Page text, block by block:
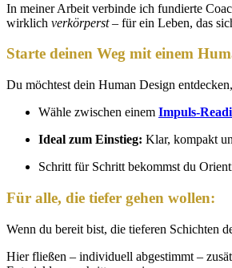
In meiner Arbeit verbinde ich fundierte
wirklich verkörperst– für ein Leben, das
Starte deinen Weg mit einem
Du möchtest dein Human Design
Wähle zwischen einem Impuls-
Ideal zum Einstieg: Klar, kompakt
Schritt für Schritt bekommst du
Für alle, die tiefer gehen wollen:
Wenn du bereit bist, die tieferen Schichten
Hier fließen – individuell abgestimmt –